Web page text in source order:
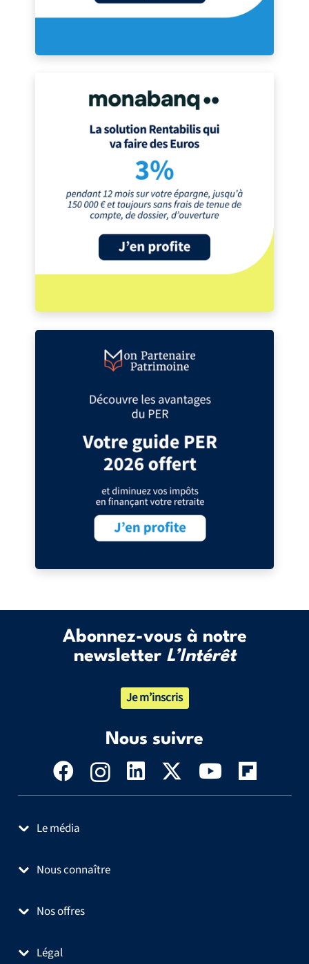
Abonnez-vous à notre
newsletter L’Intérêt
Je m’inscris
Nous suivre
Le média
Nous connaître
Nos offres
Légal